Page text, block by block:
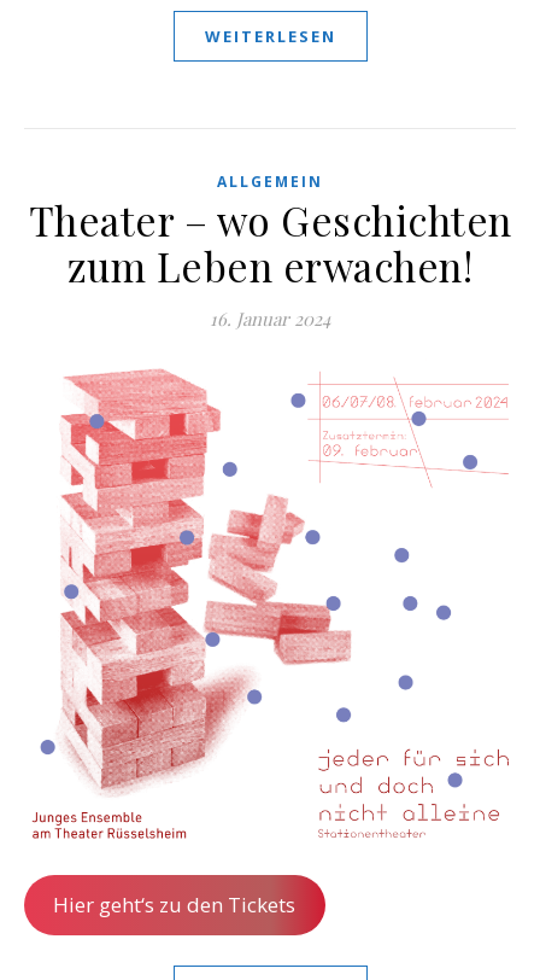
WEITERLESEN
ALLGEMEIN
Theater – wo Geschichten
zum Leben erwachen!
16. Januar 2024
Hier geht‘s zu den Tickets